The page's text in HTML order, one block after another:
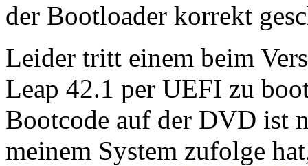
der Bootloader korrekt
Leider tritt einem beim
Leap 42.1 per UEFI zu
Bootcode auf der DVD ist
meinem System zufolge